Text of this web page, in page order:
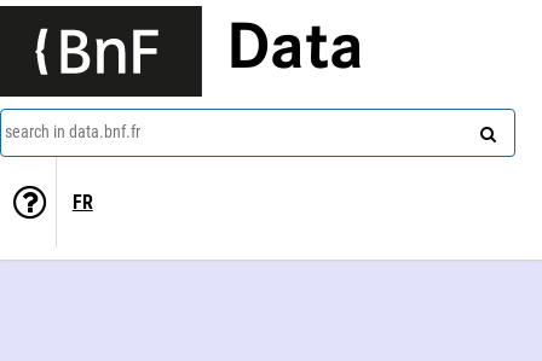
Data
search in data.bnf.fr
FR